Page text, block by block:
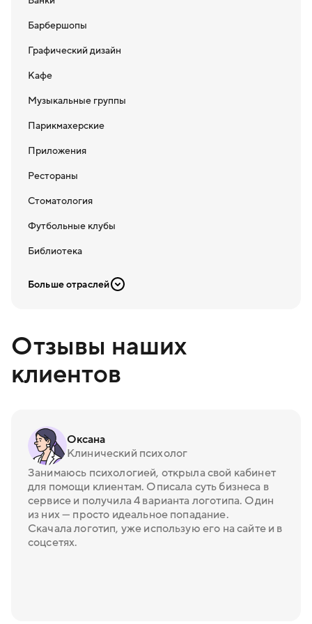
Барбершопы
Графический дизайн
Кафе
Музыкальные группы
Парикмахерские
Приложения
Рестораны
Стоматология
Футбольные клубы
Библиотека
Больше отраслей
Отзывы наших
клиентов
Оксана
Клинический психолог
Занимаюсь психологией, открыла свой кабинет
для помощи клиентам. Описала суть бизнеса в
сервисе и получила 4 варианта логотипа. Один
из них — просто идеальное попадание.
Скачала логотип, уже использую его на сайте и в
соцсетях.